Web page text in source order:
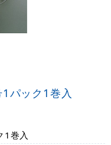
パック1巻入
1巻入